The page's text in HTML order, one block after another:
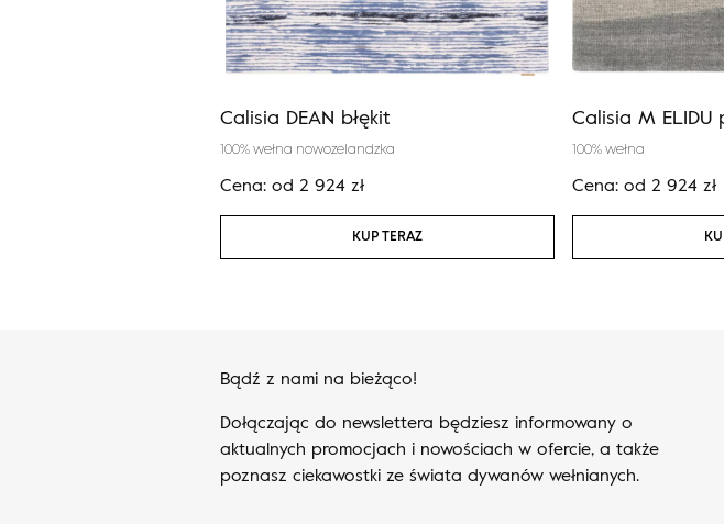
Calisia DEAN błękit
100% wełna nowozelandzka
Cena: od 2 924 zł
KUP TERAZ
Calisia M
100% wełna
Cena: od 2 924 zł
Bądź z nami na bieżąco!
Dołączając do newslettera będziesz informowany o
aktualnych promocjach i nowościach w ofercie, a także
poznasz ciekawostki ze świata dywanów wełnianych.